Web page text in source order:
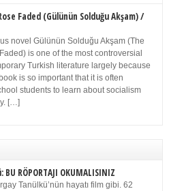
Faded (Gülünün Solduğu Akşam) /
novel Gülünün Solduğu Akşam (The
is one of the most controversial
Turkish literature largely because
is so important that it is often
students to learn about socialism
[…]
RÖPORTAJI OKUMALISINIZ
Tanülkü’nün hayatı film gibi. 62